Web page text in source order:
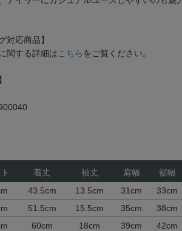
対応商品】
関する詳細は こちら をご覧ください。
着丈 袖丈 肩幅
裾幅
43.5cm 13.5cm 31cm
33cm
51.5cm 15.5cm 35cm
38cm
60cm 18cm 39cm 42cm